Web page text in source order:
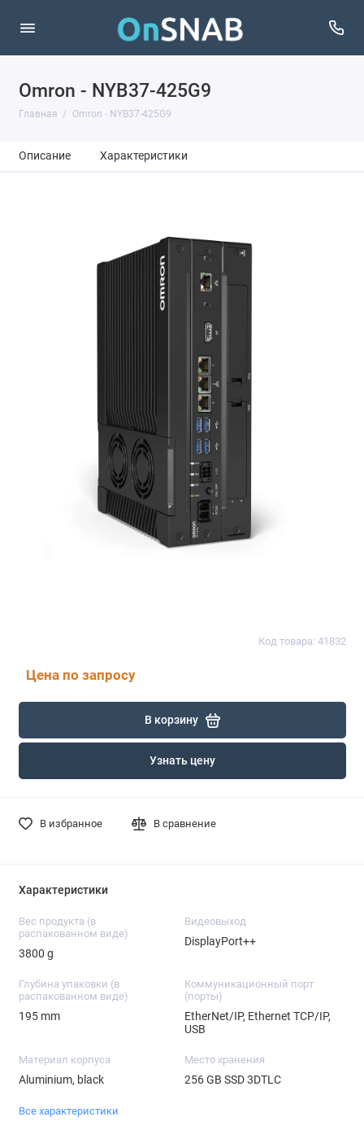
Omron - NYB37-425G9
Главная Omron - NYB37-425G9
Описание Характеристики
Код товара: 41832
Цена по запросу
В корзину
Узнать цену
В избранное В сравнение
Характеристики
Вес продукта (в
распакованном виде)
3800 g
Видеовыход
DisplayPort++
Глубина упаковки (в
распакованном виде)
195 mm
Коммуникационный порт
(порты)
EtherNet/IP, Ethernet TCP/IP,
USB
Материал корпуса
Aluminium, black
Место хранения
256 GB SSD 3DTLC
Все характеристики